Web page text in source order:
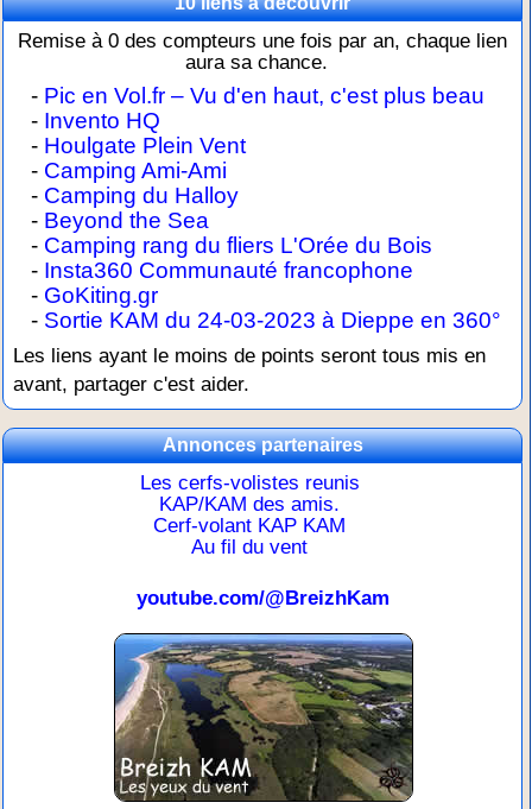
Remise à 0 des compteurs une fois par an, chaque lien
aura sa chance.
- Pic en Vol.fr – Vu d'en haut, c'est plus beau
- Invento HQ
- Houlgate Plein Vent
- Camping Ami-Ami
- Camping du Halloy
- Beyond the Sea
- Camping rang du fliers L'Orée du Bois
- Insta360 Communauté francophone
- GoKiting.gr
- Sortie KAM du 24-03-2023 à Dieppe en 360°
Les liens ayant le moins de points seront tous mis en
avant, partager c'est aider.
Annonces partenaires
Les cerfs-volistes reunis
KAP/KAM des amis.
Cerf-volant KAP KAM
Au fil du vent
youtube.com/@BreizhKam